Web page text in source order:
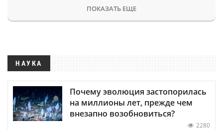
ПОКАЗАТЬ ЕЩЕ
НАУКА
Почему эволюция застопорилась
на миллионы лет, прежде чем
внезапно возобновиться?
2280